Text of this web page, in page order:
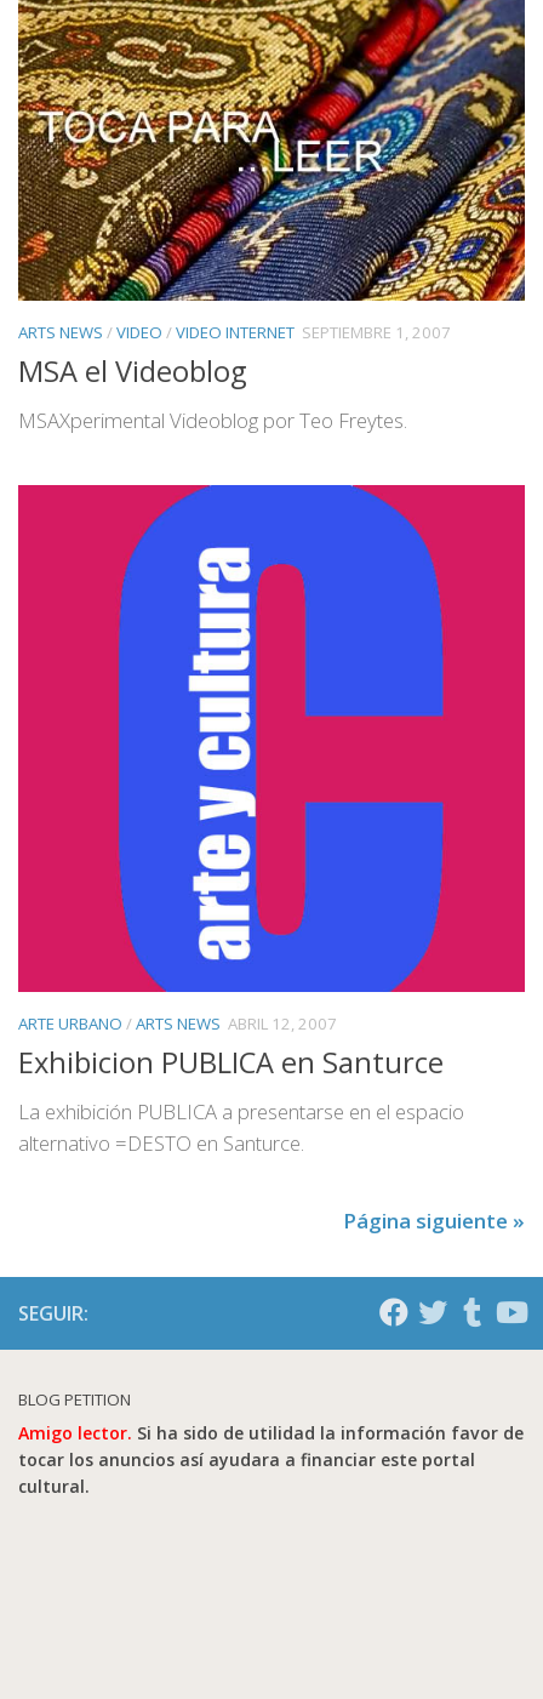
ARTS NEWS /VIDEO /VIDEO INTERNET SEPTIEMBRE 1, 2007
MSA el Videoblog
MSAXperimental Videoblog por Teo Freytes.
ARTE URBANO /ARTS NEWS ABRIL 12, 2007
Exhibicion PUBLICA en Santurce
La exhibición PUBLICA a presentarse en el espacio
alternativo =DESTO en Santurce.
Página siguiente »
SEGUIR:
BLOG PETITION
Amigo lector. Si ha sido de utilidad la información favor de
tocar los anuncios así ayudara a financiar este portal
cultural.